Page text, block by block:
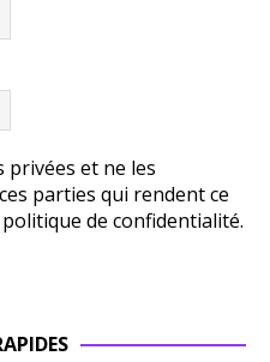
privées et ne les
parties qui rendent ce
de confidentialité.